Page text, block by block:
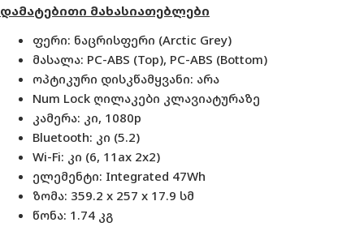
დამატებითი მახასიათებლები
ფერი: ნაცრისფერი (Arctic Grey)
მასალა: PC-ABS (Top), PC-ABS (Bottom)
ოპტიკური დისკწამყვანი: არა
Num Lock ღილაკები კლავიატურაზე
კამერა: კი, 1080p
Bluetooth: კი (5.2)
Wi-Fi: კი (6, 11ax 2x2)
ელემენტი: Integrated 47Wh
ზომა: 359.2 x 257 x 17.9 სმ
წონა: 1.74 კგ